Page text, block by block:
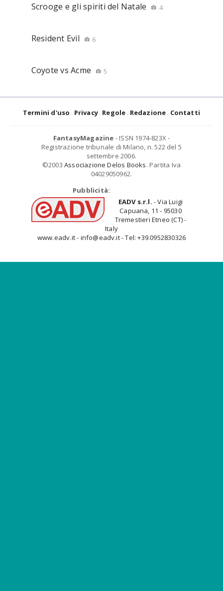
Scrooge e gli spiriti del Natale 4
Resident Evil 6
Coyote vs Acme 5
Termini d'uso Privacy Regole Redazione Contatti
FantasyMagazine - ISSN 1974-823X -
Registrazione tribunale di Milano, n. 522 del 5
settembre 2006.
©2003 Associazione Delos Books. Partita Iva
04029050962.
Pubblicità:
EADV s.r.l. - Via Luigi
Capuana, 11 - 95030
Tremestieri Etneo (CT) -
Italy
www.eadv.it - info@eadv.it - Tel: +39.0952830326